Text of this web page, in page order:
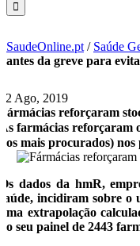
SaudeOnline.pt / Saúde
antes da greve para
12 Ago, 2019
Fármácias reforçaram
As farmácias reforçaram
dos mais procurados) nos
Os dados da hmR,
saúde, incidiram sobre o
uma extrapolação
do seu painel de 2443